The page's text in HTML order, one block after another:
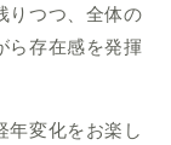
りつつ、全体の
ら存在感を発揮
年変化をお楽し